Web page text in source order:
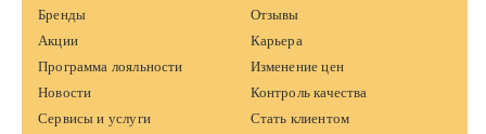
Бренды
Акции
Программа лояльности
Новости
Сервисы и услуги
Отзывы
Карьера
Изменение цен
Контроль качества
Стать клиентом